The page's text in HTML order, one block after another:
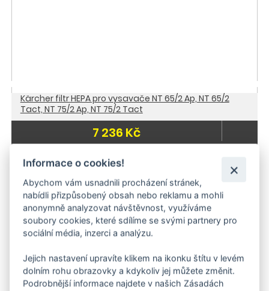
Kärcher filtr HEPA pro vysavače NT 65/2 Ap, NT 65/2
Tact, NT 75/2 Ap, NT 75/2 Tact
7 236 Kč
Doporučujeme
Informace o cookies!
Abychom vám usnadnili procházení stránek,
nabídli přizpůsobený obsah nebo reklamu a mohli
anonymně analyzovat návštěvnost, využíváme
soubory cookies, které sdílíme se svými partnery pro
sociální média, inzerci a analýzu.
Jejich nastavení upravíte klikem na ikonku štítu v levém
dolním rohu obrazovky a kdykoliv jej můžete změnit.
Podrobnější informace najdete v našich Zásadách